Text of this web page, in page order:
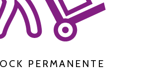
PERMANENTE